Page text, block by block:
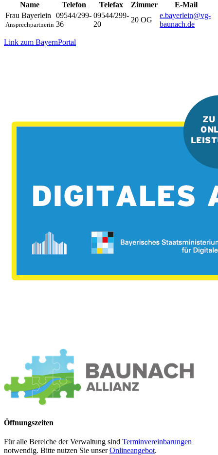
Name Telefon Telefax Zimmer
E-Mail
Frau Bayerlein
Ansprechpartnerin
09544/299-
36
09544/299-
20
20 OG
e.bayerlein@vg-
baunach.de
Link zum BayernPortal
Öffnungszeiten
Für alle Bereiche der Verwaltung sind Terminvereinbarungen
notwendig. Bitte nutzen Sie unserOnlineangebot.